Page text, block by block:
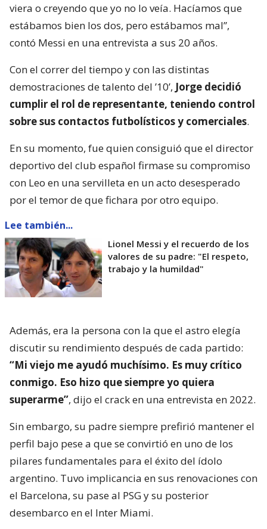
viera o creyendo que yo no lo veía. Hacíamos que
estábamos bien los dos, pero estábamos mal”,
contó Messi en una entrevista a sus 20 años.
Con el correr del tiempo y con las distintas
demostraciones de talento del ’10’, Jorge decidió
cumplir el rol de representante, teniendo control
sobre sus contactos futbolísticos y comerciales.
En su momento, fue quien consiguió que el director
deportivo del club español firmase su compromiso
con Leo en una servilleta en un acto desesperado
por el temor de que fichara por otro equipo.
Lee también...
Lionel Messi y el recuerdo de los
valores de su padre: "El respeto,
trabajo y la humildad"
Además, era la persona con la que el astro elegía
discutir su rendimiento después de cada partido:
“Mi viejo me ayudó muchísimo. Es muy crítico
conmigo. Eso hizo que siempre yo quiera
superarme”, dijo el crack en una entrevista en 2022.
Sin embargo, su padre siempre prefirió mantener el
perfil bajo pese a que se convirtió en uno de los
pilares fundamentales para el éxito del ídolo
argentino. Tuvo implicancia en sus renovaciones con
el Barcelona, su pase al PSG y su posterior
desembarco en el Inter Miami.